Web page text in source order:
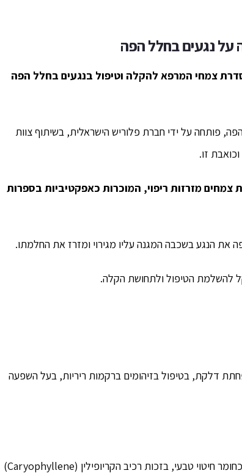
נגעים בחלל הפה
צמחי המרפא להקלה וטיפול בנגעים בחלל הפה
פותחה על ידי חברת פלוריש הישראלית, בשיתוף צוות
זו.
על תמציות צמחים מזרזות ריפוי, המוכרות כאפקטיביות בספרות
הנגע בשכבה המגנה עליו מגירוי ומזרז את החלמתו.
להשלמת הטיפול ולתחושת הקלה.
דלקת, בטיפול בזיהומים ברקמות ריריות, בעל השפעה
מכיל סליצילט – רכיב טבעי המוכר ביכולתו לשכך כאבים וכחומר חיטוי טבעי, בזכות רכיב הקריופילין (Caryophyllene)